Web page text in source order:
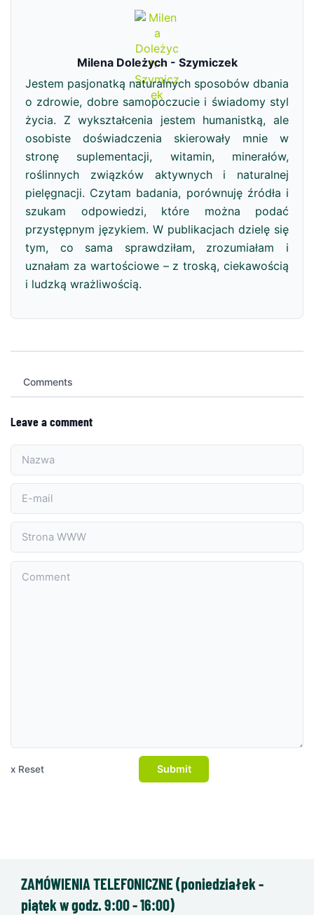
Milena Doleżych - Szymiczek
Jestem pasjonatką naturalnych sposobów dbania
o zdrowie, dobre samopoczucie i świadomy styl
życia. Z wykształcenia jestem humanistką, ale
osobiste doświadczenia skierowały mnie w
stronę suplementacji, witamin, minerałów,
roślinnych związków aktywnych i naturalnej
pielęgnacji. Czytam badania, porównuję źródła i
szukam odpowiedzi, które można podać
przystępnym językiem. W publikacjach dzielę się
tym, co sama sprawdziłam, zrozumiałam i
uznałam za wartościowe – z troską, ciekawością
i ludzką wrażliwością.
Comments
Leave a comment
x Reset Submit
ZAMÓWIENIA TELEFONICZNE (poniedziałek -
piątek w godz. 9:00 - 16:00)